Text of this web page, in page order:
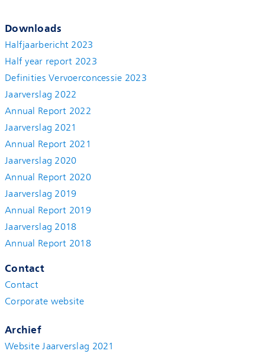
Downloads
Halfjaarbericht 2023
Half year report 2023
Definities Vervoerconcessie 2023
Jaarverslag 2022
Annual Report 2022
Jaarverslag 2021
Annual Report 2021
Jaarverslag 2020
Annual Report 2020
Jaarverslag 2019
Annual Report 2019
Jaarverslag 2018
Annual Report 2018
Contact
Contact
Corporate website
Archief
Website Jaarverslag 2021